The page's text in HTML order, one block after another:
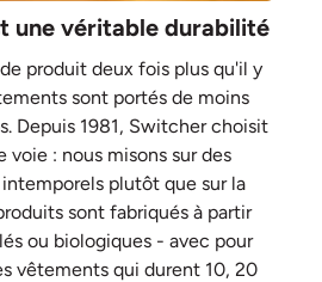
une véritable durabilité
produit deux fois plus qu'il y
sont portés de moins
Depuis 1981, Switcher choisit
: nous misons sur des
plutôt que sur la
sont fabriqués à partir
ou biologiques - avec pour
vêtements qui durent 10, 20